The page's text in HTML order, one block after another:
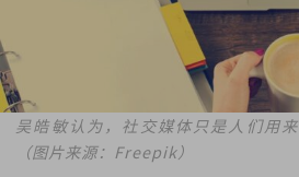
吴皓敏认为，社交媒体只是人们用
（图片来源：Freepik）